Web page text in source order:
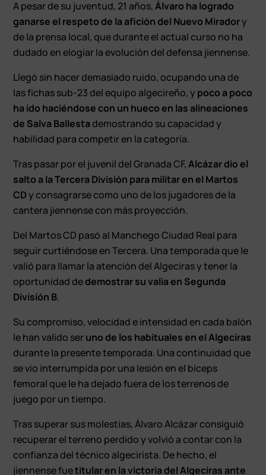
A pesar de su juventud, 21 años,Álvaro ha logrado
ganarse el respeto de la afición del Nuevo Miradory
de la prensa local, que durante el actual curso no ha
dudado en elogiar la evolución del defensa jiennense.
Llegó sin hacer demasiado ruido, ocupando una de
las fichas sub-23 del equipo algecireño, y poco a poco
ha ido haciéndose con un hueco en las alineaciones
de Salva Ballestademostrando su capacidad y
habilidad para competir en la categoría.
Tras pasar por el juvenil del Granada CF,Alcázar dio el
salto a la Tercera División para militar en el Martos
CDy consagrarse como uno de los jugadores de la
cantera jiennense con más proyección.
Del Martos CD pasó al Manchego Ciudad Real para
seguir curtiéndose en Tercera. Una temporada que le
valió para llamar la atención del Algeciras y tener la
oportunidad dedemostrar su valía en Segunda
División B.
Su compromiso, velocidad e intensidad en cada balón
le han valido seruno de los habituales en el Algeciras
durante la presente temporada. Una continuidad que
se vio interrumpida por una lesión en el bíceps
femoral que le ha dejado fuera de los terrenos de
juego por un tiempo.
Tras superar sus molestias, Álvaro Alcázar consiguió
recuperar el terreno perdido y volvió a contar con la
confianza del técnico algecirista. De hecho, el
jiennense fuetitular en la victoria del Algeciras ante